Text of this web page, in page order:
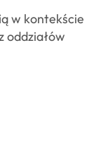
w kontekście
oddziałów